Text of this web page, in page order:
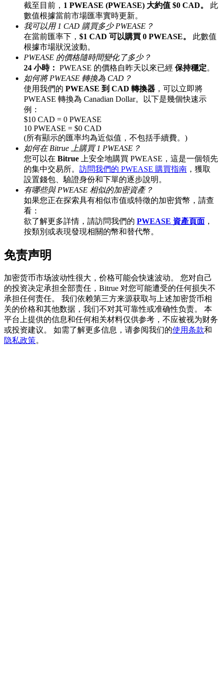
Bitrue渠道合伙人
最高達65%佣金！
邀请好友
邀請朋友獲得現金獎勵
BTC 專享獎勵
BTC 專享獎勵
充值並交易BTC瓜分 25,000 USDT 獎池！
充值CASHCAT & 赢取
截至目前， 1 PWEASE (PWEASE) 大約值 $0 CAD。
此
數值根據當前市場匯率實時更新。
我可以用 1 CAD 購買多少 PWEASE？
在當前匯率下， $1 CAD 可以購買 0 PWEASE。
此數值
根據市場狀況波動。
PWEASE 的價格隨時間變化了多少？
24 小時： PWEASE 的價格自昨天以來已經 保持穩定。
如何將 PWEASE 轉換為 CAD？
使用我們的 PWEASE 到 CAD 轉換器 ，可以立即將
PWEASE 轉換為 Canadian Dollar。以下是幾個快速示
例：
$10 CAD = 0 PWEASE
10 PWEASE = $0 CAD
(所有顯示的匯率均為近似值，不包括手續費。)
如何在 Bitrue 上購買 1 PWEASE？
您可以在 Bitrue 上安全地購買 PWEASE，這是一個領先
的集中交易所。 訪問我們的 PWEASE 購買指南 ，獲取
設置錢包、驗證身份和下單的逐步說明。
有哪些與 PWEASE 相似的加密資產？
如果您正在探索具有相似市值或特徵的加密貨幣，請查
看：
欲了解更多詳情，請訪問我們的 PWEASE 資產頁面 ，
按類別或表現發現相關的幣和替代幣。
免责声明
加密货币市场波动性很大，价格可能会快速波动。 您对自己
的投资决定承担全部责任，Bitrue 对您可能遭受的任何损失不
承担任何责任。 我们依赖第三方来源获取与上述加密货币相
关的价格和其他数据，我们不对其可靠性或准确性负责。 本
平台上提供的信息和任何相关材料仅供参考，不应被视为财务
或投资建议。 如需了解更多信息，请参阅我们的使用条款和
隐私政策。